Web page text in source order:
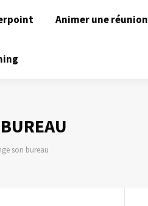
Animer une réunion
son bureau